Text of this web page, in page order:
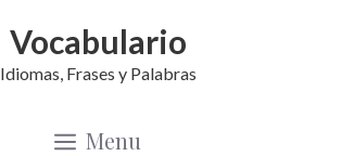
Vocabulario
Idiomas, Frases y Palabras
Menu